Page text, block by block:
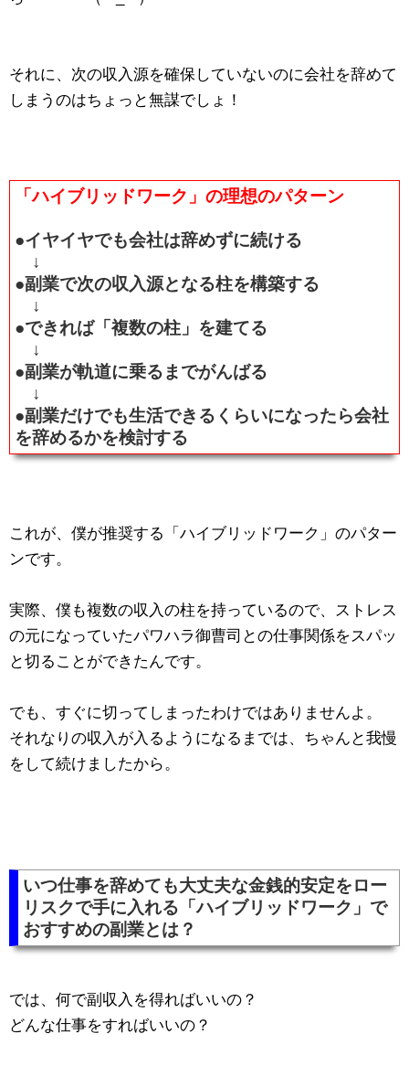
それに、次の収入源を確保していないのに会社を辞めて
しまうのはちょっと無謀でしょ！
「ハイブリッドワーク」の理想のパターン
●イヤイヤでも会社は辞めずに続ける
↓
●副業で次の収入源となる柱を構築する
↓
●できれば「複数の柱」を建てる
↓
●副業が軌道に乗るまでがんばる
↓
●副業だけでも生活できるくらいになったら会社
を辞めるかを検討する
これが、僕が推奨する「ハイブリッドワーク」のパター
ンです。
実際、僕も複数の収入の柱を持っているので、ストレス
の元になっていたパワハラ御曹司との仕事関係をスパッ
と切ることができたんです。
でも、すぐに切ってしまったわけではありませんよ。
それなりの収入が入るようになるまでは、ちゃんと我慢
をして続けましたから。
いつ仕事を辞めても大丈夫な金銭的安定をロー
リスクで手に入れる「ハイブリッドワーク」で
おすすめの副業とは？
では、何で副収入を得ればいいの？
どんな仕事をすればいいの？